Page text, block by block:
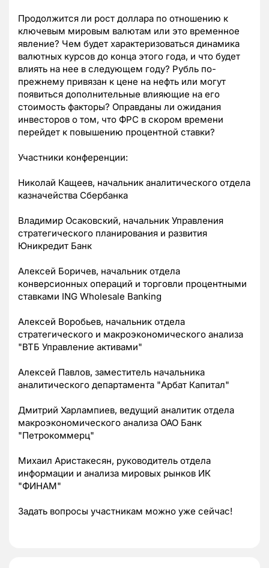
Продолжится ли рост доллара по отношению к
ключевым мировым валютам или это временное
явление? Чем будет характеризоваться динамика
валютных курсов до конца этого года, и что будет
влиять на нее в следующем году? Рубль по-
прежнему привязан к цене на нефть или могут
появиться дополнительные влияющие на его
стоимость факторы? Оправданы ли ожидания
инвесторов о том, что ФРС в скором времени
перейдет к повышению процентной ставки?
Участники конференции:
Николай Кащеев, начальник аналитического отдела
казначейства Сбербанка
Владимир Осаковский, начальник Управления
стратегического планирования и развития
Юникредит Банк
Алексей Боричев, начальник отдела
конверсионных операций и торговли процентными
ставками ING Wholesale Banking
Алексей Воробьев, начальник отдела
стратегического и макроэкономического анализа
"ВТБ Управление активами"
Алексей Павлов, заместитель начальника
аналитического департамента "Арбат Капитал"
Дмитрий Харлампиев, ведущий аналитик отдела
макроэкономического анализа ОАО Банк
"Петрокоммерц"
Михаил Аристакесян, руководитель отдела
информации и анализа мировых рынков ИК
"ФИНАМ"
Задать вопросы участникам можно уже сейчас!